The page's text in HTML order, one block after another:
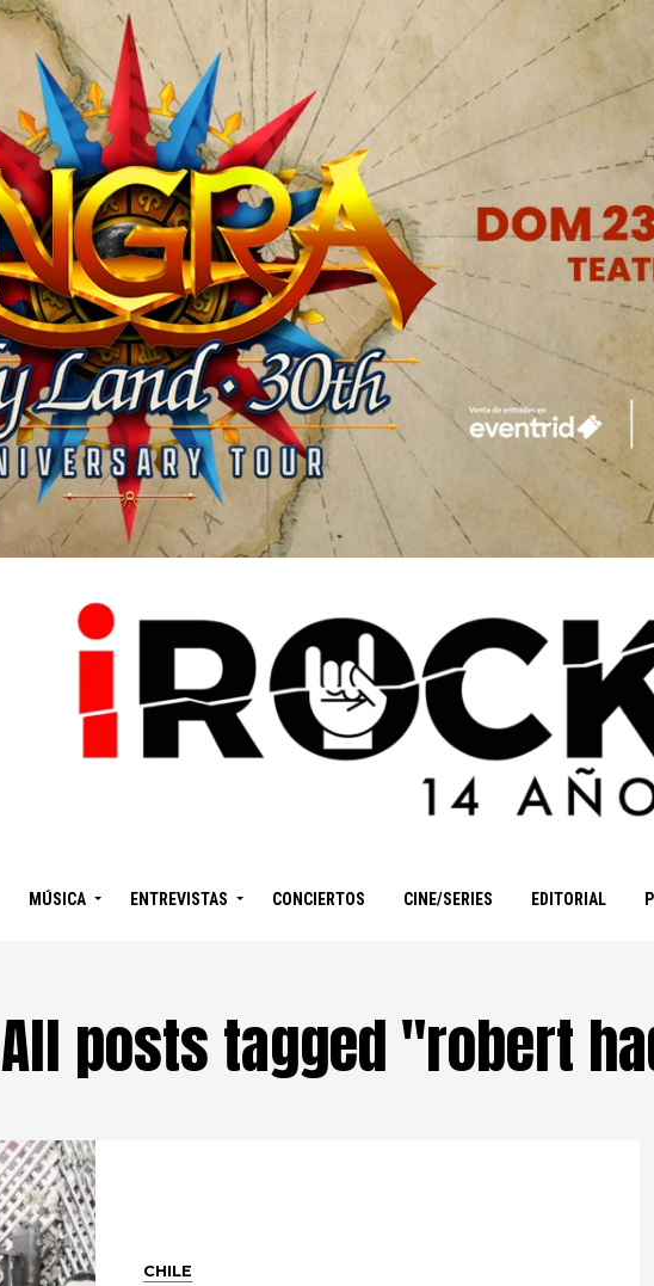
MÚSICA ENTREVISTAS CONCIERTOS CINE/SERIES EDITORIAL
All posts tagged "robert
CHILE